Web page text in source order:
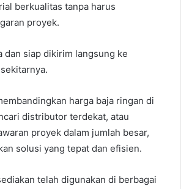
berkualitas tanpa harus
proyek.
dan siap dikirim langsung ke
harga baja ringan di
distributor terdekat, atau
proyek dalam jumlah besar,
solusi yang tepat dan efisien.
telah digunakan di berbagai